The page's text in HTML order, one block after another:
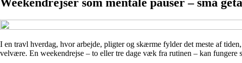
I en travl hverdag, hvor arbejde, pligter og skærme fylder det meste af
velvære. En weekendrejse – to eller tre dage væk fra rutinen – kan fungere